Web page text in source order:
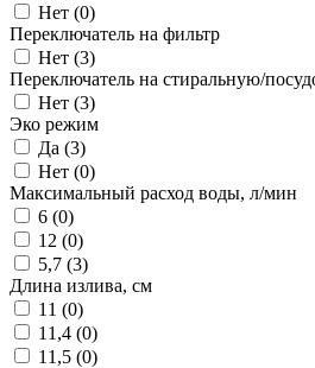
Нет (0)
Переключатель на фильтр
Нет (3)
Переключатель на стиральную/
Нет (3)
Эко режим
Да (3)
Нет (0)
Максимальный расход воды, л/мин
6 (0)
12 (0)
5,7 (3)
Длина излива, см
11 (0)
11,4 (0)
11,5 (0)